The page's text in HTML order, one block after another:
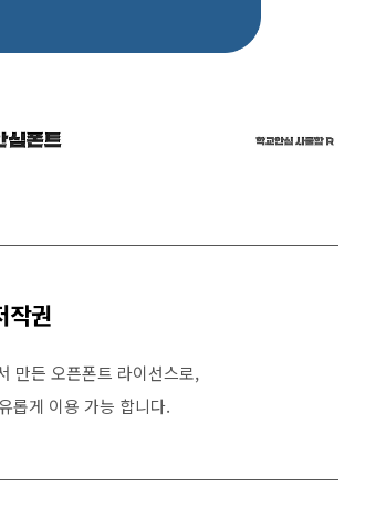
작권
든 오픈폰트 라이선스로,
롭게 이용 가능 합니다.